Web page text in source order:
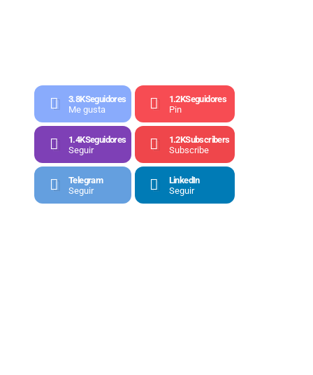
3.8KSeguidores
Me gusta
1.2KSeguidores
Pin
1.4KSeguidores
Seguir
1.2KSubscribers
Subscribe
Telegram
Seguir
LinkedIn
Seguir